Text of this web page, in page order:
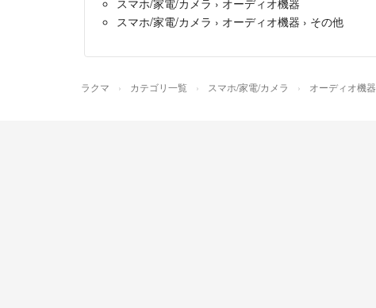
スマホ/家電/カメラ › オーディオ機器
スマホ/家電/カメラ › オーディオ機器 › その他
ラクマ カテゴリ一覧 スマホ/家電/カメラ オーディオ機器